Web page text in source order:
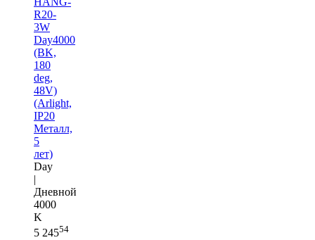
R20-
3W
Day4000
(BK,
180
deg,
48V)
(Arlight,
IP20
Металл,
5
лет)
Day
|
Дневной
4000
K
5 24554